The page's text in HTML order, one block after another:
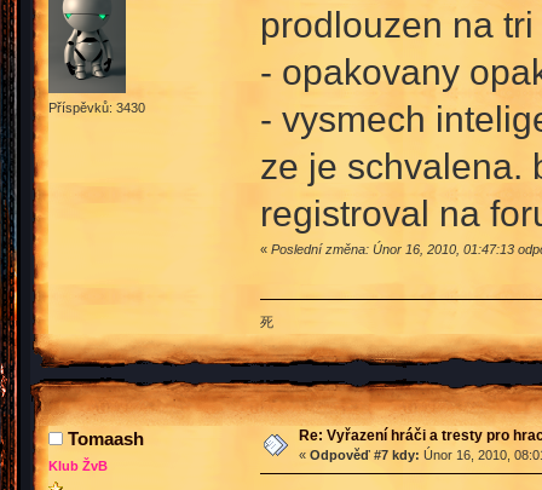
Příspěvků: 3430
prodlouzen na
- opakovany
- vysmech
ze je schvalena.
registroval na
« Poslední změna: Únor 16, 2010, 01:47:13
死
Tomaash
Klub ŽvB
Re: Vyřazení hráči a tresty pro
« Odpověď #7 kdy: Únor 16, 2010,